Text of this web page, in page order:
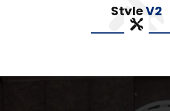
StyleV2